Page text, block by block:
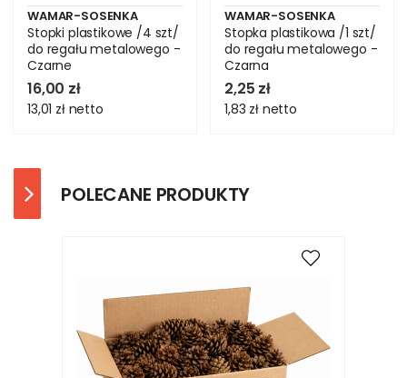
WAMAR-SOSENKA
Stopki plastikowe /4 szt/
do regału metalowego -
Czarne
16,00 zł
13,01 zł netto
WAMAR-SOSENKA
Stopka plastikowa /1 szt/
do regału metalowego -
Czarna
2,25 zł
1,83 zł netto
POLECANE PRODUKTY